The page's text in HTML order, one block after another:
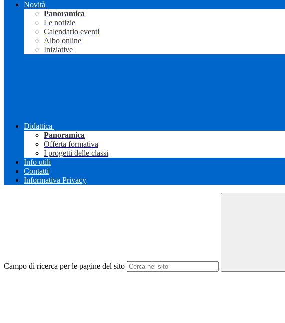
Novità
Panoramica
Le notizie
Calendario eventi
Albo online
Iniziative
Didattica
Panoramica
Offerta formativa
I progetti delle classi
Info utili
Contatti
Informativa Privacy
Campo di ricerca per le pagine del sito